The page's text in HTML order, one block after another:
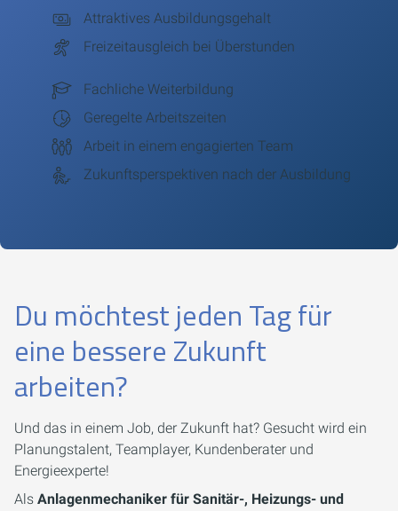
Attraktives Ausbildungsgehalt
Freizeitausgleich bei Überstunden
Fachliche Weiterbildung
Geregelte Arbeitszeiten
Arbeit in einem engagierten Team
Zukunftsperspektiven nach der Ausbildung
Du möchtest jeden Tag für
eine bessere Zukunft
arbeiten?
Und das in einem Job, der Zukunft hat? Gesucht wird ein
Planungstalent, Teamplayer, Kundenberater und
Energieexperte!
Als Anlagenmechaniker für Sanitär-, Heizungs- und